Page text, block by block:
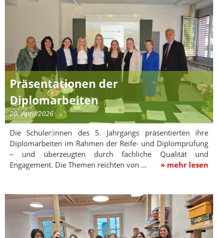
Präsentationen der
Diplomarbeiten
20. April 2026
Die Schüler:innen des 5. Jahrgangs präsentierten ihre
Diplomarbeiten im Rahmen der Reife- und Diplomprüfung
– und überzeugten durch fachliche Qualität und
Engagement. Die Themen reichten von …
» mehr lesen